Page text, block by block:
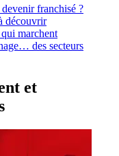
franchisé ?
découvrir
marchent
des secteurs
et